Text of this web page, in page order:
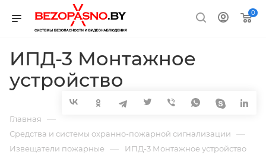
0
ИПД-3 Монтажное
устройство
Главная —
Средства и системы охранно-пожарной сигнализации —
Извещатели пожарные — ИПД-3 Монтажное устройство